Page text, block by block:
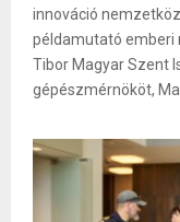
innováció
példamutató emberi
Tibor Magyar Szent
gépészmérnököt,